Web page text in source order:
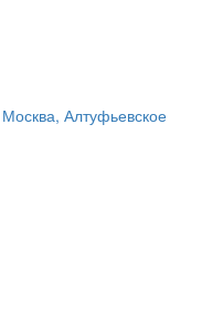
Москва, Алтуфьевское